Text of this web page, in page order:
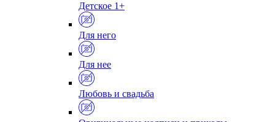
Детское 1+
Для него
Для нее
Любовь и свадьба